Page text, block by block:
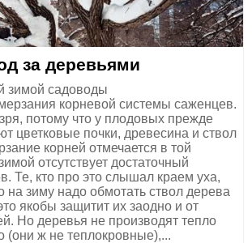
за деревьями
зимой садоводы
корневой системы саженцев.
потому что у плодовых прежде
цветковые почки, древесина и ствол
корней отмечается в той
отсутствует достаточный
Те, кто про это слышал краем уха,
на зиму надо обмотать ствол дерева
якобы защитит их заодно и от
Но деревья не производят тепло
(они ж не теплокровные),...